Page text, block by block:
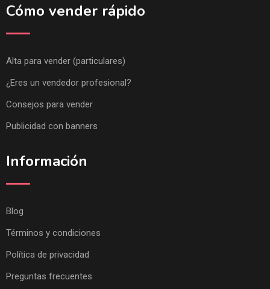
Cómo vender rápido
Alta para vender (particulares)
¿Eres un vendedor profesional?
Consejos para vender
Publicidad con banners
Información
Blog
Términos y condiciones
Política de privacidad
Preguntas frecuentes